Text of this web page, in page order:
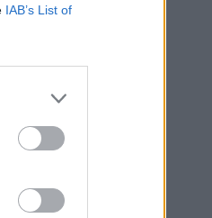
IAB’s List of